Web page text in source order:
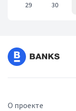
29 30
О проекте